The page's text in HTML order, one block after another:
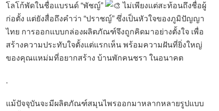
โลโก้พัดในชื่อแบรนด์ “พัชญ์”
ไม่เพียงแต่สะท้อนถึงชื่อผู้
ก่อตั้ง แต่ยังสื่อถึงคำว่า “ปราชญ์” ซึ่งเป็นหัวใจของภูมิปัญญา
ไทย การออกแบบกล่องผลิตภัณฑ์จึงถูกคิดมาอย่างตั้งใจ เพื่อ
สร้างความประทับใจตั้งแต่แรกเห็น พร้อมความฝันที่ยิ่งใหญ่
ของคุณแหม่มที่อยากสร้าง บ้านพักคนชรา ในอนาคต
.
แม้ปัจจุบันจะมีผลิตภัณฑ์สมุนไพรออกมาหลากหลายรูปแบบ